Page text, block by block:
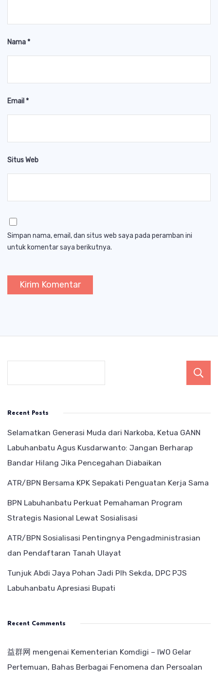
Nama*
Email *
Situs Web
Simpan nama, email, dan situs web saya pada peramban ini
untuk komentar saya berikutnya.
Recent Posts
Selamatkan Generasi Muda dari Narkoba, Ketua GANN
Labuhanbatu Agus Kusdarwanto: Jangan Berharap
Bandar Hilang Jika Pencegahan Diabaikan
ATR/BPN Bersama KPK Sepakati Penguatan Kerja Sama
BPN Labuhanbatu Perkuat Pemahaman Program
Strategis Nasional Lewat Sosialisasi
ATR/BPN Sosialisasi Pentingnya Pengadministrasian
dan Pendaftaran Tanah Ulayat
Tunjuk Abdi Jaya Pohan Jadi Plh Sekda, DPC PJS
Labuhanbatu Apresiasi Bupati
Recent Comments
益群网 mengenai Kementerian Komdigi – IWO Gelar
Pertemuan, Bahas Berbagai Fenomena dan Persoalan